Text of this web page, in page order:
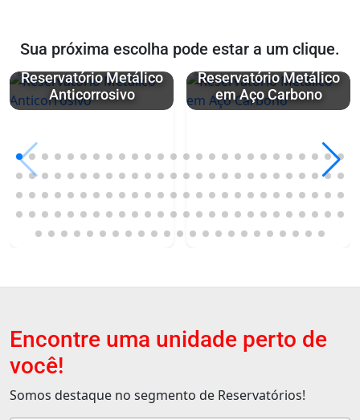
Sua próxima escolha pode estar a um clique.
Reservatório Metálico
Anticorrosivo
Reservatório Metálico
em Aço Carbono
Encontre uma unidade perto de
você!
Somos destaque no segmento de Reservatórios!